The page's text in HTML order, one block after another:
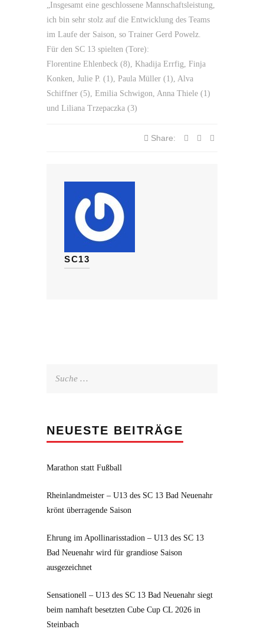
„Insgesamt eine geschlossene Mannschaftsleistung,
ich bin sehr stolz auf die Entwicklung des Teams
im Laufe der Saison, so Trainer Gerd Powelz.
Für den SC 13 spielten (Tore):
Florentine Ehlenbeck (8), Khadija Errfig, Finja
Konken, Julie P. (1), Paula Müller (1), Alva
Schiffner (5), Emilia Schwigon, Anna Thiele (1)
und Liliana Trzepaczka (3)
Share:
SC13
NEUESTE BEITRÄGE
Marathon statt Fußball
Rheinlandmeister – U13 des SC 13 Bad Neuenahr
krönt überragende Saison
Ehrung im Apollinarisstadion – U13 des SC 13
Bad Neuenahr wird für grandiose Saison
ausgezeichnet
Sensationell – U13 des SC 13 Bad Neuenahr siegt
beim namhaft besetzten Cube Cup CL 2026 in
Steinbach